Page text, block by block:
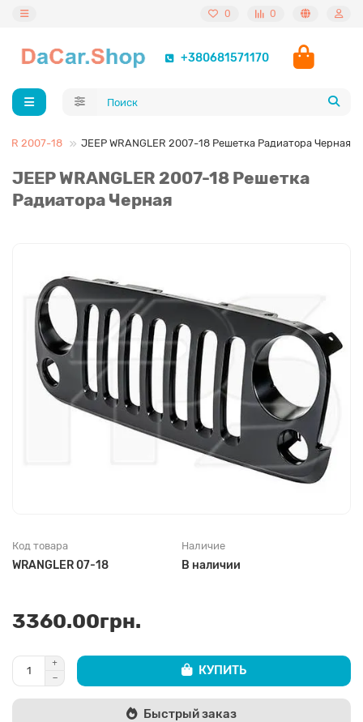
0 0
+380681571170
2007-18 JEEP WRANGLER 2007-18 Решетка Радиатора Черная
JEEP WRANGLER 2007-18 Решетка
Радиатора Черная
Код товара
WRANGLER 07-18
Наличие
В наличии
3360.00грн.
КУПИТЬ
Быстрый заказ